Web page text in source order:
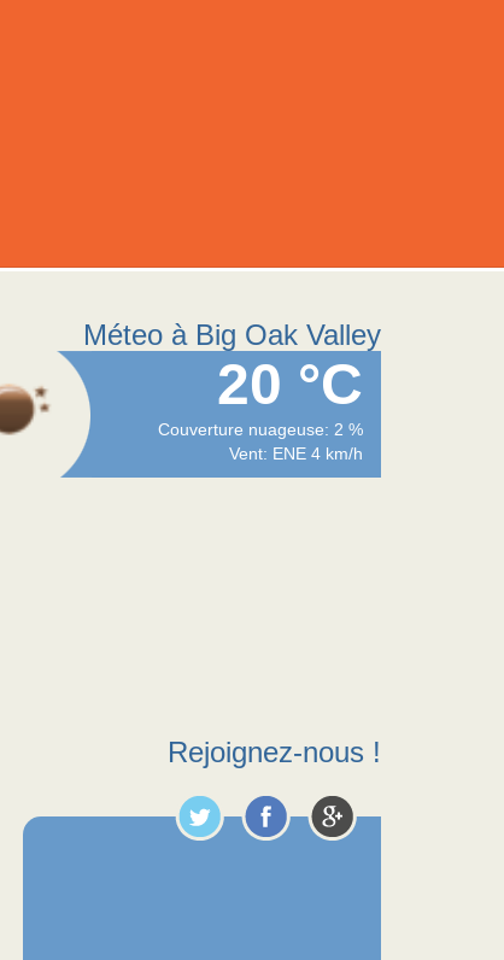
Méteo à Big Oak Valley
20 °C
Couverture nuageuse: 2 %
Vent: ENE 4 km/h
Rejoignez-nous !